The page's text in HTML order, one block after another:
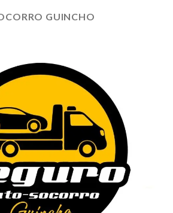
GUINCHO